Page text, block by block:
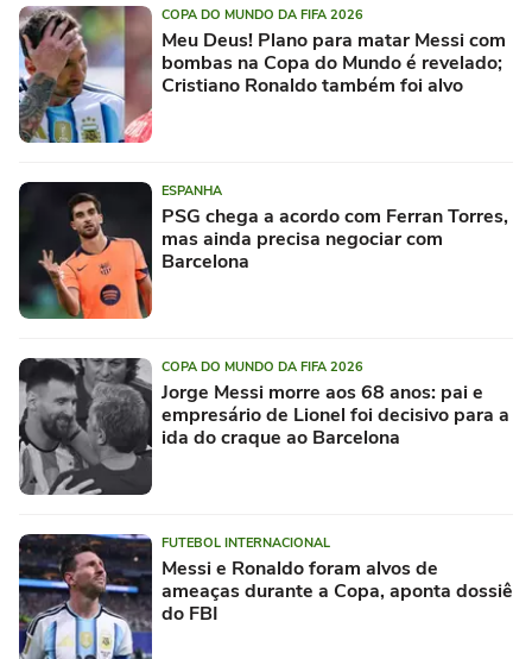
COPA DO MUNDO DA FIFA 2026
Meu Deus! Plano para matar Messi com
bombas na Copa do Mundo é revelado;
Cristiano Ronaldo também foi alvo
ESPANHA
PSG chega a acordo com Ferran Torres,
mas ainda precisa negociar com
Barcelona
COPA DO MUNDO DA FIFA 2026
Jorge Messi morre aos 68 anos: pai e
empresário de Lionel foi decisivo para a
ida do craque ao Barcelona
FUTEBOL INTERNACIONAL
Messi e Ronaldo foram alvos de
ameaças durante a Copa, aponta dossiê
do FBI